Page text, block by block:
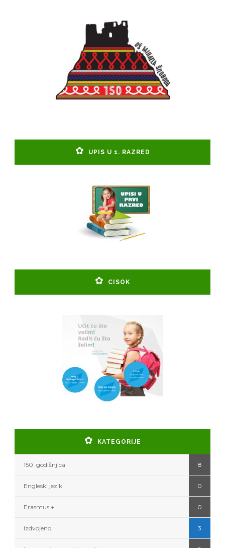
UPIS U 1. RAZRED
CISOK
KATEGORIJE
150. godišnjica 8
Engleski jezik 0
Erasmus + 0
Izdvojeno 3